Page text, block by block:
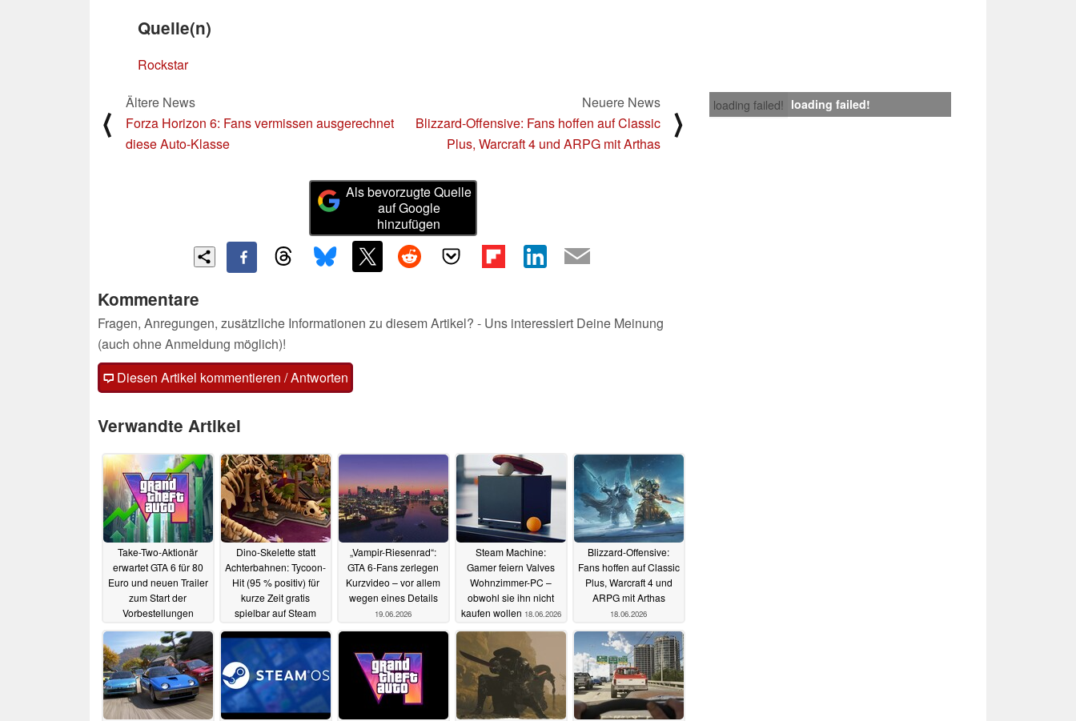
Quelle(n)
Rockstar
loading failed! loading failed!
⟨
Ältere News
Forza Horizon 6: Fans vermissen ausgerechnet
diese Auto-Klasse
Neuere News
Blizzard-Offensive: Fans hoffen auf Classic
Plus, Warcraft 4 und ARPG mit Arthas
⟩
Als bevorzugte Quelle
auf Google
hinzufügen
Kommentare
Fragen, Anregungen, zusätzliche Informationen zu diesem Artikel? - Uns interessiert Deine Meinung
(auch ohne Anmeldung möglich)!
Diesen Artikel kommentieren / Antworten
Verwandte Artikel
Take-Two-Aktionär
erwartet GTA 6 für 80
Euro und neuen Trailer
zum Start der
Vorbestellungen
20.06.2026
Dino-Skelette statt
Achterbahnen: Tycoon-
Hit (95 % positiv) für
kurze Zeit gratis
spielbar auf Steam
19.06.2026
„Vampir-Riesenrad“:
GTA 6-Fans zerlegen
Kurzvideo – vor allem
wegen eines Details
19.06.2026
Steam Machine:
Gamer feiern Valves
Wohnzimmer-PC –
obwohl sie ihn nicht
kaufen wollen 18.06.2026
Blizzard-Offensive:
Fans hoffen auf Classic
Plus, Warcraft 4 und
ARPG mit Arthas
18.06.2026